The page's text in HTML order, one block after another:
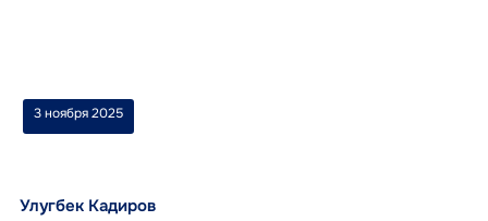
3 ноября 2025
Улугбек Кадиров